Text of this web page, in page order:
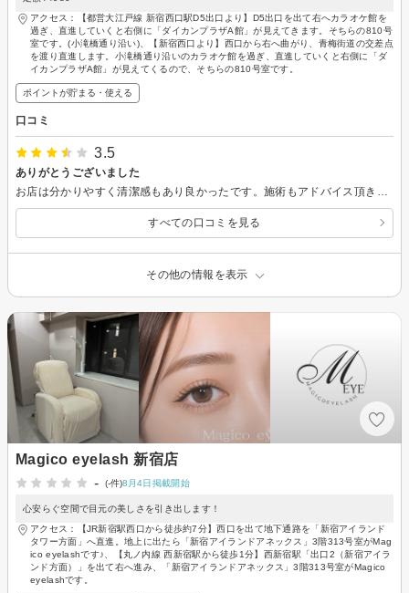
アクセス：【都営大江戸線 新宿西口駅D5出口より】D5出口を出て右へカラオケ館を
過ぎ、直進していくと右側に「ダイカンプラザA館」が見えてきます。そちらの810号
室です。(小滝橋通り沿い)、【新宿西口より】西口から右へ曲がり、青梅街道の交差点
を渡り直進します。小滝橋通り沿いのカラオケ館を過ぎ、直進していくと右側に「ダ
イカンプラザA館」が見えてくるので、そちらの810号室です。
ポイントが貯まる・使える
口コミ
3.5
ありがとうございました
すべての口コミを見る
その他の情報を表示
Magico eyelash 新宿店
-
(-件)8月4日掲載開始
心安らぐ空間で目元の美しさを引き出します！
アクセス：【JR新宿駅西口から徒歩約7分】西口を出て地下通路を「新宿アイランド
タワー方面」へ直進。地上に出たら「新宿アイランドアネックス」3階313号室がMag
ico eyelashです♪、【丸ノ内線 西新宿駅から徒歩1分】西新宿駅「出口2（新宿アイラ
ンド方面）」を出て右へ進み、「新宿アイランドアネックス」3階313号室がMagico
eyelashです。